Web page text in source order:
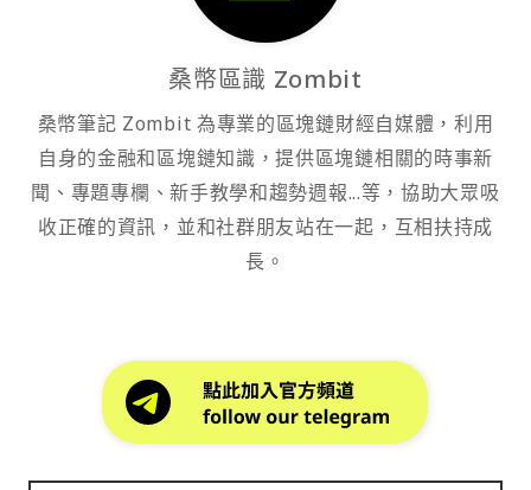
桑幣區識 Zombit
桑幣筆記 Zombit 為專業的區塊鏈財經自媒體，利用
自身的金融和區塊鏈知識，提供區塊鏈相關的時事新
聞、專題專欄、新手教學和趨勢週報...等，協助大眾吸
收正確的資訊，並和社群朋友站在一起，互相扶持成
長。